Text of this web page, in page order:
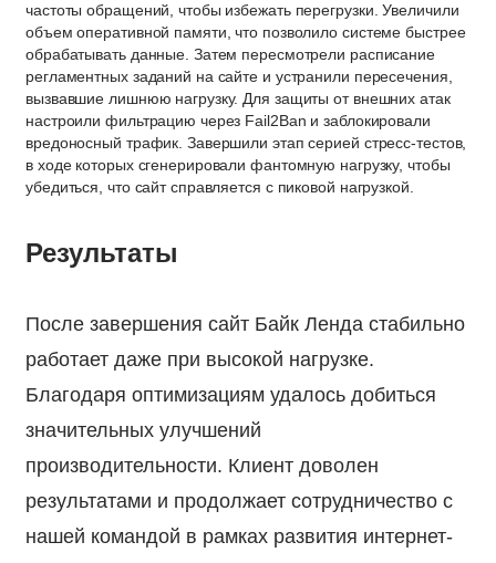
частоты обращений, чтобы избежать перегрузки. Увеличили
объем оперативной памяти, что позволило системе быстрее
обрабатывать данные. Затем пересмотрели расписание
регламентных заданий на сайте и устранили пересечения,
вызвавшие лишнюю нагрузку. Для защиты от внешних атак
настроили фильтрацию через Fail2Ban и заблокировали
вредоносный трафик. Завершили этап серией стресс-тестов,
в ходе которых сгенерировали фантомную нагрузку, чтобы
убедиться, что сайт справляется с пиковой нагрузкой.
Результаты
После завершения сайт Байк Ленда стабильно
работает даже при высокой нагрузке.
Благодаря оптимизациям удалось добиться
значительных улучшений
производительности. Клиент доволен
результатами и продолжает сотрудничество с
нашей командой в рамках развития интернет-